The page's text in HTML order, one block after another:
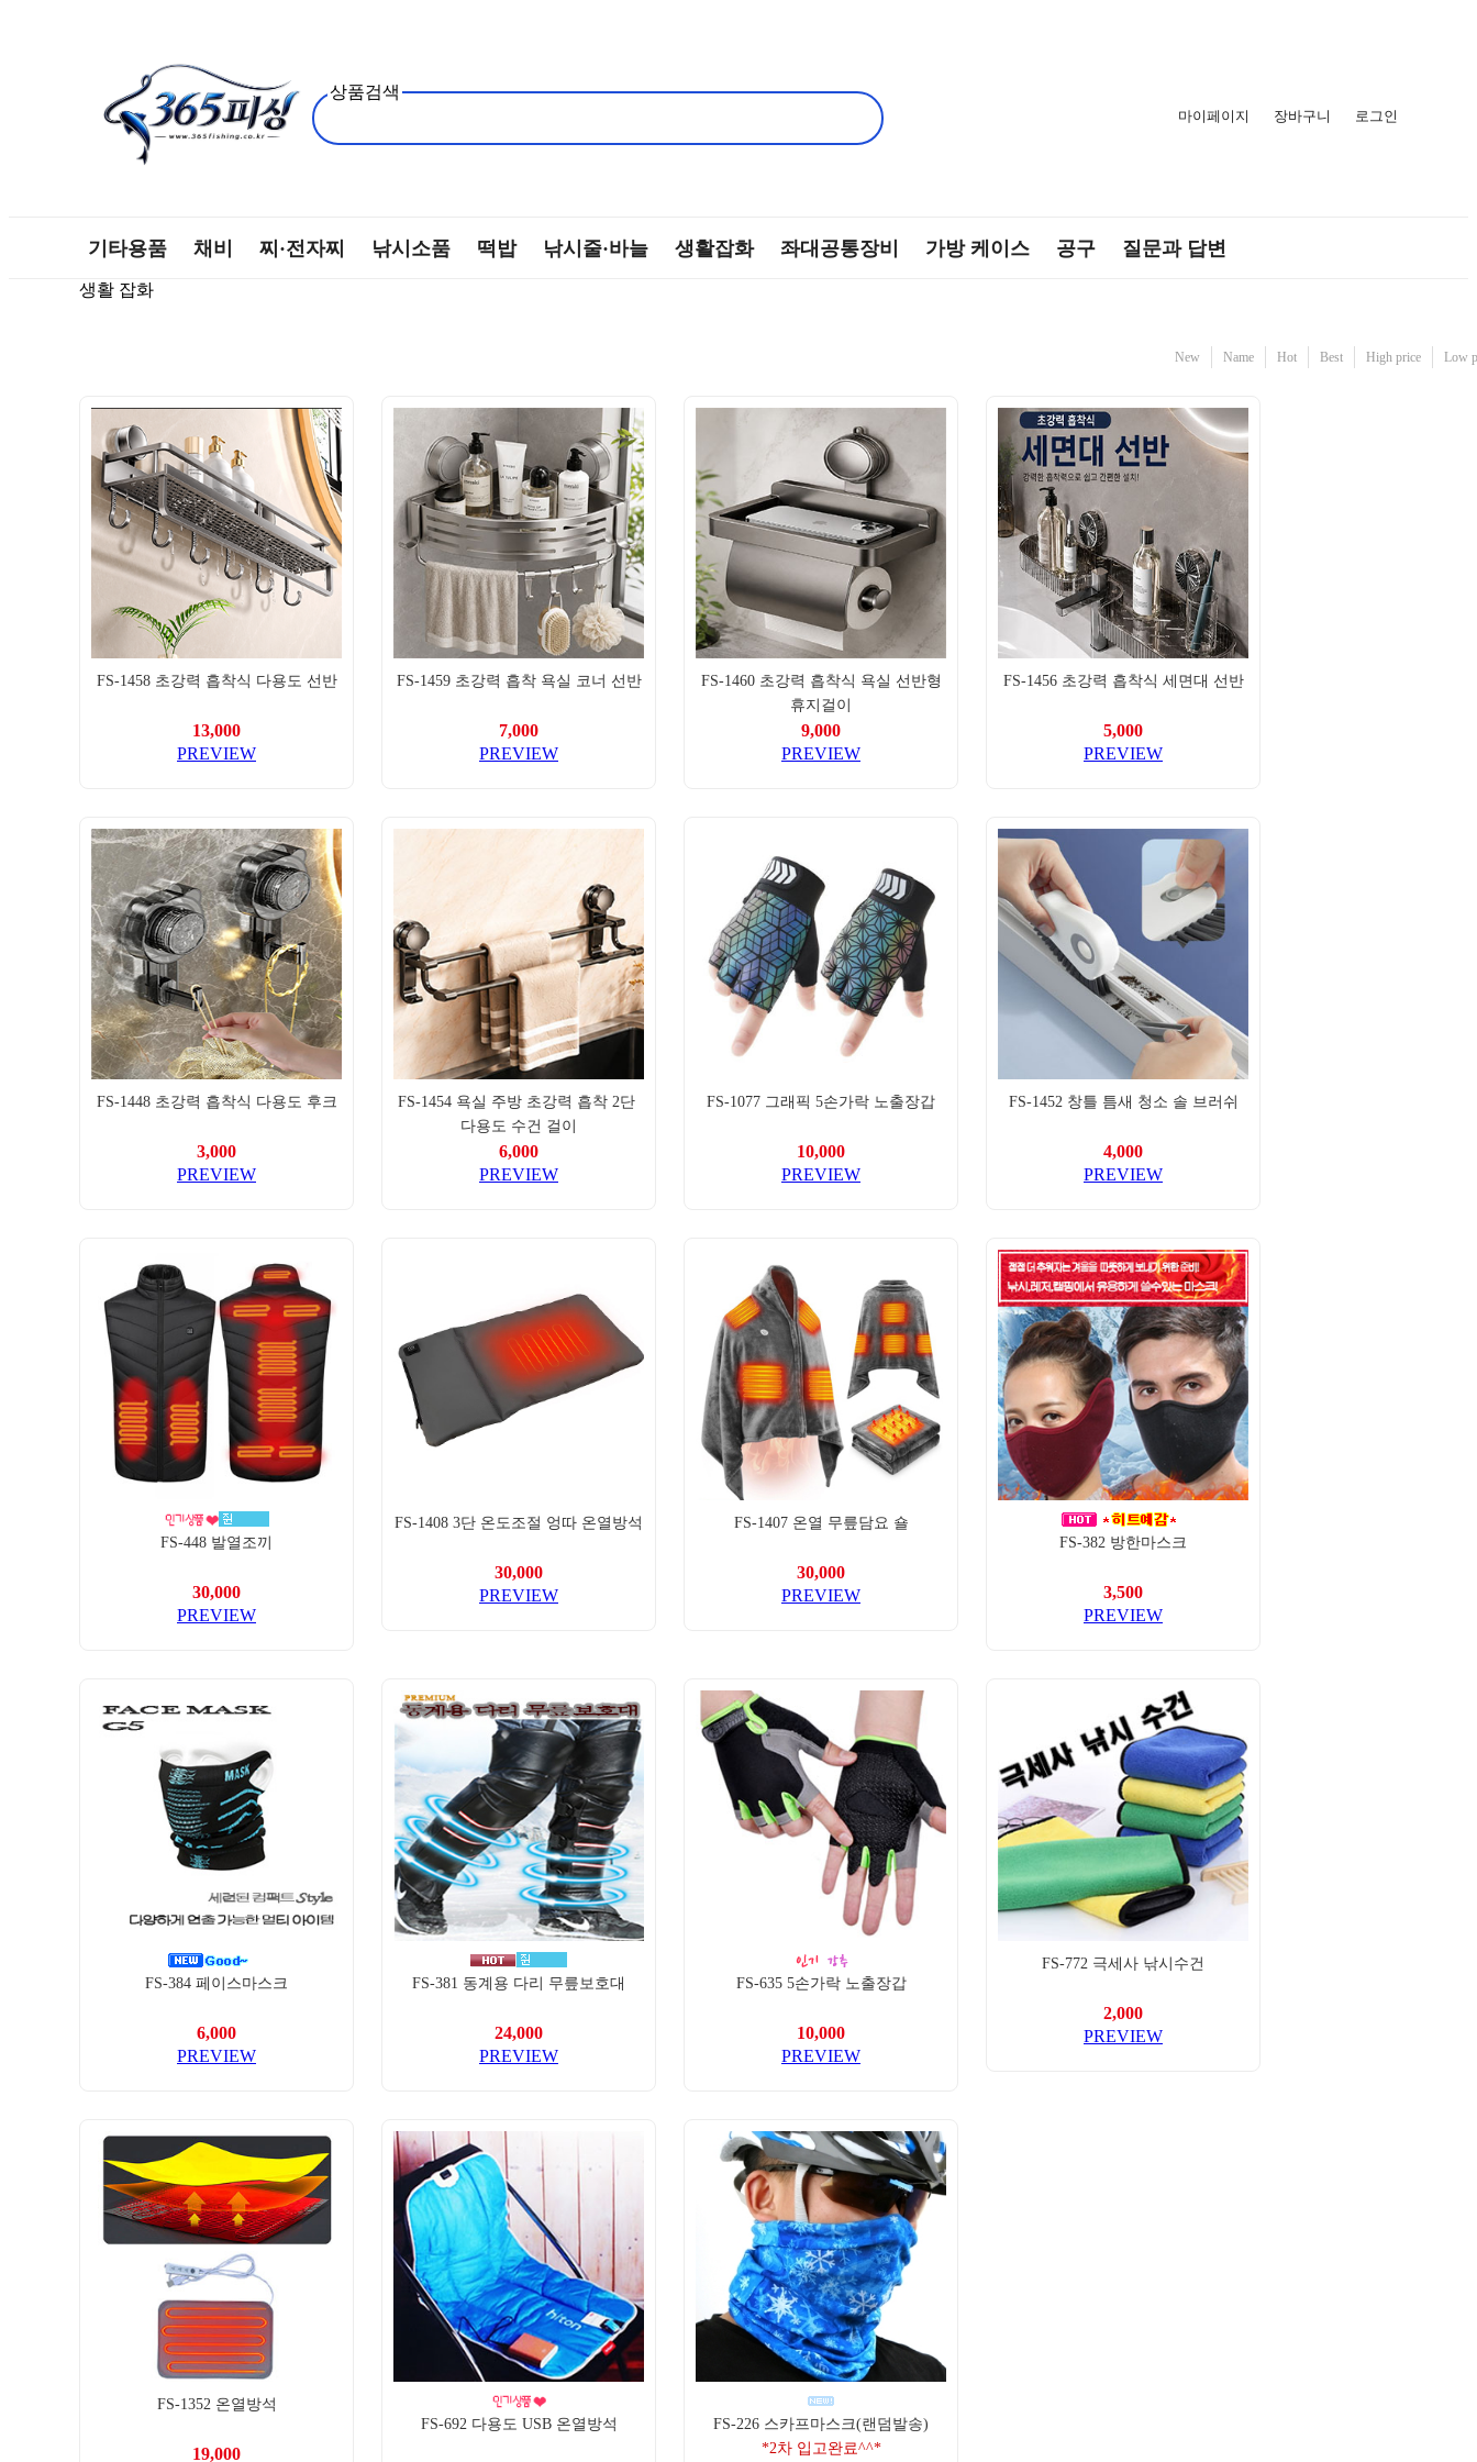
상품검색
마이페이지 장바구니 로그인
기타용품 채비 찌·전자찌 낚시소품 떡밥 낚시줄·바늘 생활잡화 좌대공통장비 가방 케이스 공구 질문과 답변
생활 잡화
New Name Hot Best High price Low
FS-1458 초강력 흡착식 다용도 선반
13,000
PREVIEW
FS-1459 초강력 흡착 욕실 코너 선반
7,000
PREVIEW
FS-1460 초강력 흡착식 욕실 선반형
휴지걸이
9,000
PREVIEW
FS-1456 초강력 흡착식 세면대 선반
5,000
PREVIEW
FS-1448 초강력 흡착식 다용도 후크
3,000
PREVIEW
FS-1454 욕실 주방 초강력 흡착 2단
다용도 수건 걸이
6,000
PREVIEW
FS-1077 그래픽 5손가락 노출장갑
10,000
PREVIEW
FS-1452 창틀 틈새 청소 솔 브러쉬
4,000
PREVIEW
FS-448 발열조끼
30,000
PREVIEW
FS-1408 3단 온도조절 엉따 온열방석
30,000
PREVIEW
FS-1407 온열 무릎담요 숄
30,000
PREVIEW
FS-382 방한마스크
3,500
PREVIEW
FS-384 페이스마스크
6,000
PREVIEW
FS-381 동계용 다리 무릎보호대
24,000
PREVIEW
FS-635 5손가락 노출장갑
10,000
PREVIEW
FS-772 극세사 낚시수건
2,000
PREVIEW
FS-1352 온열방석
19,000
FS-692 다용도 USB 온열방석
FS-226 스카프마스크(랜덤발송)
*2차 입고완료^^*